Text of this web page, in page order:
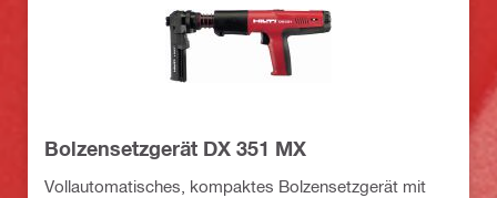
Bolzensetzgerät DX 351 MX
Vollautomatisches, kompaktes Bolzensetzgerät mit